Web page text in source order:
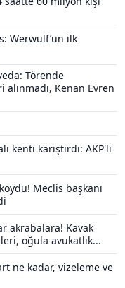
Werwulf’un ilk
Törende
alınmadı, Kenan Evren
kenti karıştırdı: AKP'li
Meclis başkanı
akrabalara! Kavak
oğula avukatlık...
ne kadar, vizeleme ve